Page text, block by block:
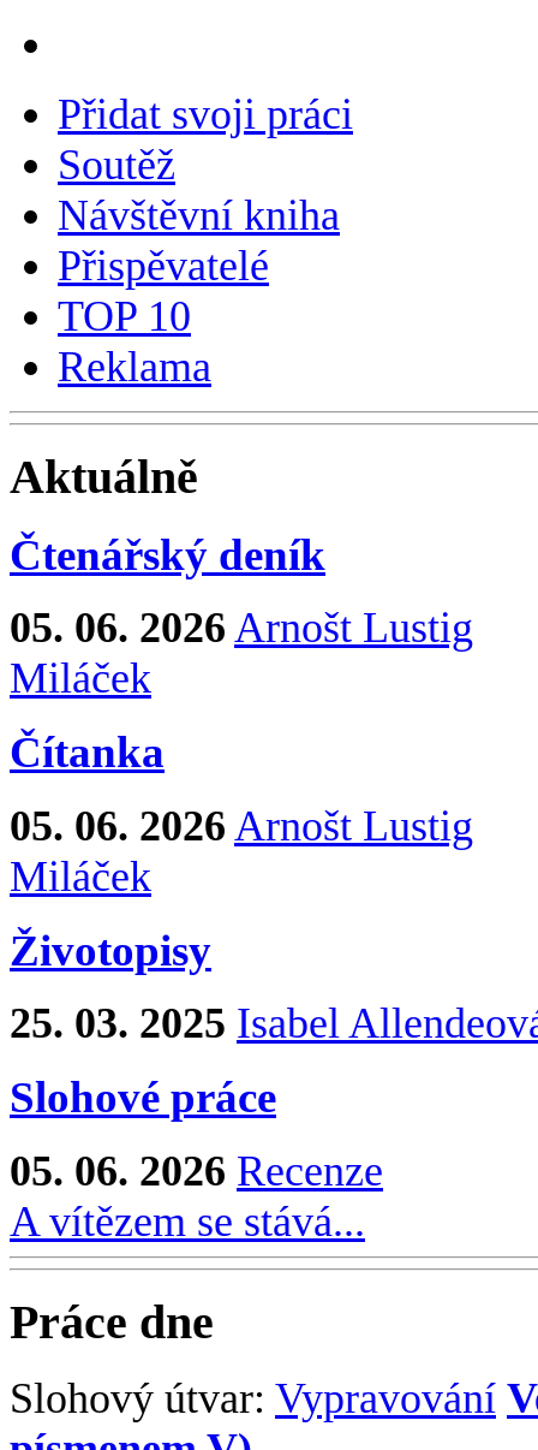
Přidat svoji práci
Soutěž
Návštěvní kniha
Přispěvatelé
TOP 10
Reklama
Aktuálně
Čtenářský deník
05. 06. 2026 Arnošt Lustig
Miláček
Čítanka
05. 06. 2026 Arnošt Lustig
Miláček
Životopisy
25. 03. 2025 Isabel
Slohové práce
05. 06. 2026 Recenze
A vítězem se stává...
Práce dne
Slohový útvar: Vypravování